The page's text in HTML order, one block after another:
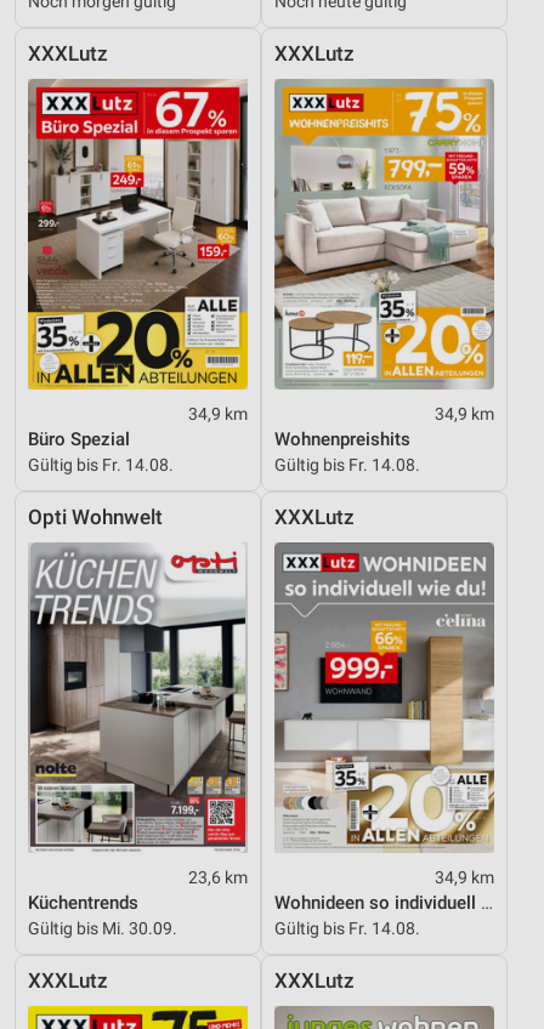
XXXLutz
34,9 km
Büro Spezial
Gültig bis Fr. 14.08.
XXXLutz
34,9 km
Wohnenpreishits
Gültig bis Fr. 14.08.
Opti Wohnwelt
23,6 km
Küchentrends
Gültig bis Mi. 30.09.
XXXLutz
34,9 km
Wohnideen so individuell wie du!
Gültig bis Fr. 14.08.
XXXLutz XXXLutz
Inhalten
IAB-Besonderheiten:
Verwendung genauer Standortdaten
Geräte anhand von aktiv angeforderten
Informationen identifizieren
Nicht-IAB-Verarbeitungszwecke:
Notwendig
Performance
Werbung